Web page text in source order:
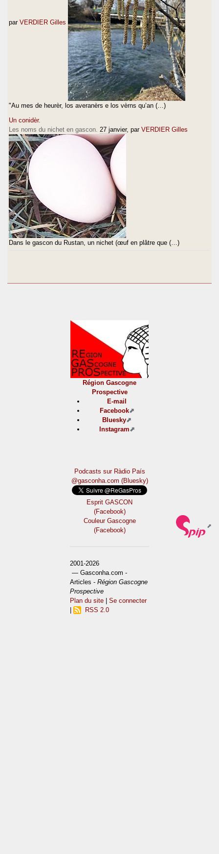
par VERDIER Gilles
"Au mes de heurèr, los averanèrs e los vèrns qu’an (…)
Un conidèr.
Les noms du nichet en gascon. 27 janvier, par VERDIER Gilles
Dans le gascon du Rustan, un nichet (œuf en plâtre que (…)
Région Gascogne
Prospective
E-mail
Facebook
Bluesky
Instagram
Podcasts sur Ràdio País
@gasconha.com (Bluesky)
Esprit GASCON
(Facebook)
Couleur Gascogne
(Facebook)
2001-2026
— Gasconha.com -
Articles -Région Gascogne
Prospective
Plan du site |Se connecter
RSS 2.0